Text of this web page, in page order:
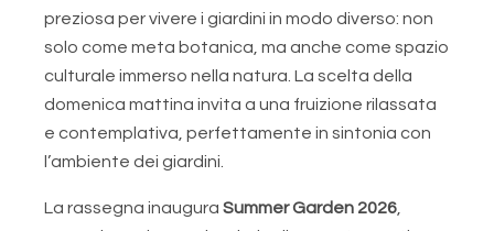
preziosa per vivere i giardini in modo diverso: non
solo come meta botanica, ma anche come spazio
culturale immerso nella natura. La scelta della
domenica mattina invita a una fruizione rilassata
e contemplativa, perfettamente in sintonia con
l’ambiente dei giardini.
La rassegna inaugura Summer Garden 2026